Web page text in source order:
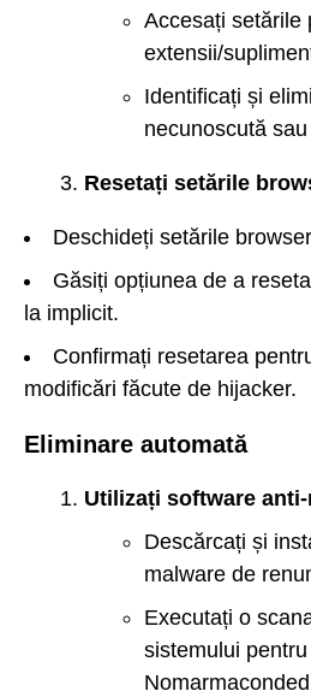
Accesați setările
extensii/
Identificați și
necunoscută
Resetați setările
Deschideți setările
Găsiți opțiunea de a
la implicit.
Confirmați resetarea
modificări făcute de hijacker.
Eliminare automată
Utilizați software
Descărcați și
malware de
Executați o
sistemului